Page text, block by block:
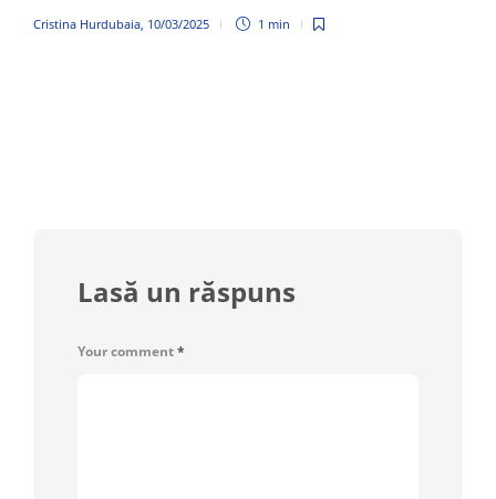
Cristina Hurdubaia, 10/03/2025 1 min
Lasă un răspuns
Your comment*